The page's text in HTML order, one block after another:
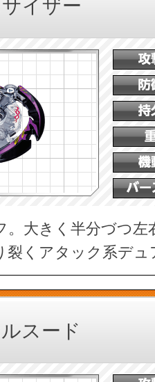
イザー
。大きく半分づつ
裂くアタック系デ
スード